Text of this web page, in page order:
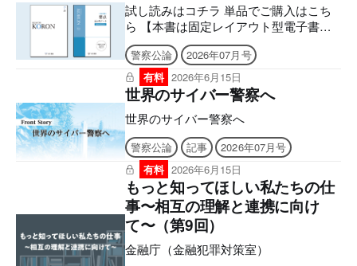
試し読みはコチラ 単品でご購入はこち
ら 【本書は固定レイアウト型電子書籍
のため、なるべく大きな画面でのご利用
を推奨しております。文字のハイライ
ト・検索・辞書・コピー・引用・音声読
み上げなどの機能はご利用いただけませ
ん。ご購入前に、無料サンプル等をお使
いの端末でご確認のうえ、ご購入くださ
い。】 ■電子版のシリアルナンバーの発
行について アプリへの問題のダウンロ
ードには購読者特典のシリアルナンバー
が必要になります。 ご購入後、誌面に
記載の案内をご確認の上、シリアルナン
バー発行のご申請をお願いいたします。
後日、立花書房よりメールでお送りいた
します。 ［シリアルナンバー有効期
警察公論
2026年07月号
有料 2026年6月15日
世界のサイバー警察へ
世界のサイバー警察へ
警察公論 記事
2026年07月号
有料 2026年6月15日
もっと知ってほしい私たちの仕
事〜相互の理解と連携に向け
て〜（第9回）
金融庁（金融犯罪対策室）